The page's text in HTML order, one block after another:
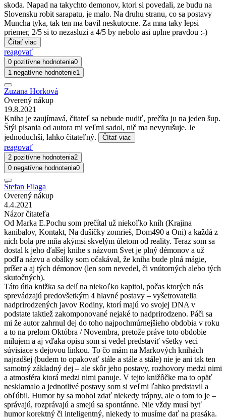
skoda. Napad na takychto demonov, ktori si povedali, ze budu na
Slovensku robit sarapatu, je malo. Na druhu stranu, co sa postavy
Muncha tyka, tak ten ma bavil neskutocne. Za mna taky lepsi
priemer, 2/5 si to nezasluzi a 4/5 by nebolo asi uplne pravdou :-)
Čítať viac
reagovať
0 pozitívne hodnotenia0
1 negatívne hodnotenie1
Zuzana Horková
Overený nákup
19.8.2021
Kniha je zaujímavá, čitateľ sa nebude nudiť, prečíta ju na jeden šup.
Štýl pisania od autora mi veľmi sadol, nič ma nevyrušuje. Je
jednoduchší, lahko čitateľný.
Čítať viac
reagovať
2 pozitívne hodnotenia2
0 negatívne hodnotenia0
Štefan Filaga
Overený nákup
4.4.2021
Názor čitateľa
Od Marka E.Pochu som prečítal už niekoľko kníh (Krajina
kanibalov, Kontakt, Na dušičky zomrieš, Dom490 a Oni) a každá z
nich bola pre mňa akýmsi skvelým úletom od reality. Teraz som sa
dostal k jeho ďalšej knihe s názvom Svet je plný démonov a už
podľa názvu a obálky som očakával, že kniha bude plná mágie,
príšer a aj tých démonov (len som nevedel, či vnútorných alebo tých
skutočných).
Táto útla knižka sa delí na niekoľko kapitol, počas ktorých nás
sprevádzajú predovšetkým 4 hlavné postavy – vyšetrovatelia
nadprirodzených javov Rodiny, ktorí majú vo svojej DNA v
podstate taktiež zakomponované nejaké to nadprirodzeno. Páči sa
mi že autor zahrnul dej do toho najpochmúrnejšieho obdobia v roku
a to na prelom Októbra / Novembra, pretože práve toto obdobie
milujem a aj vďaka opisu som si vedel predstaviť všetky veci
súvisiace s dejovou linkou. To čo mám na Markových knihách
najradšej (budem to opakovať stále a stále a stále) nie je ani tak ten
samotný základný dej – ale skôr jeho postavy, rozhovory medzi nimi
a atmosféra ktorá medzi nimi panuje. V tejto knižôčke ma to opäť
nesklamalo a jednotlivé postavy som si veľmi ľahko predstavil a
obľúbil. Humor by sa mohol zdať niekedy trápny, ale o tom to je –
správajú, rozprávajú a smejú sa spontánne. Nie vždy musí byť
humor korektný či inteligentný, niekedy to musíme dať na prasáka.